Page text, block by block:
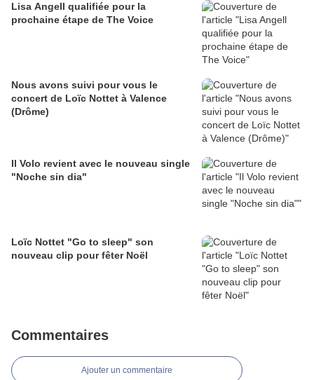
Lisa Angell qualifiée pour la
prochaine étape de The Voice
Nous avons suivi pour vous le
concert de Loïc Nottet à Valence
(Drôme)
Il Volo revient avec le nouveau single
"Noche sin dia"
Loïc Nottet "Go to sleep" son
nouveau clip pour fêter Noël
Commentaires
Ajouter un commentaire